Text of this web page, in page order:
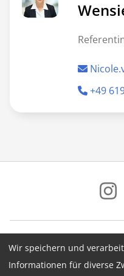
+49
Impressum
Hinweisgebersystem
Wir speichern und
Informationen für diverse